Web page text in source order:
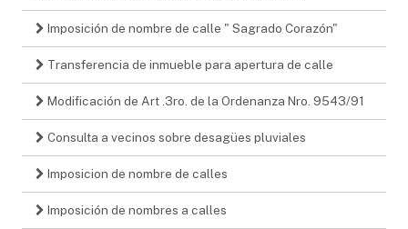
Imposición de nombre de calle " Sagrado Corazón"
Transferencia de inmueble para apertura de calle
Modificación de Art .3ro. de la Ordenanza Nro. 9543/91
Consulta a vecinos sobre desagües pluviales
Imposicion de nombre de calles
Imposición de nombres a calles